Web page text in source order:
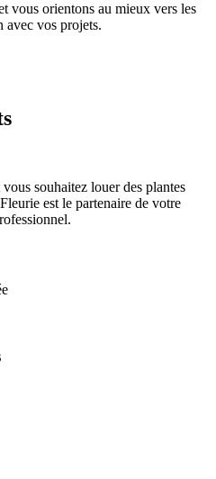
vous orientons au mieux vers les
avec vos projets.
souhaitez louer des plantes
est le partenaire de votre